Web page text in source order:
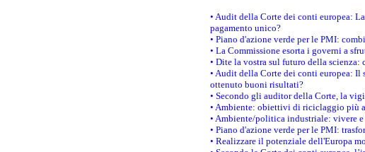
• Audit della Corte dei conti europea:
pagamento unico?
• Piano d'azione verde per le PMI:
• La Commissione esorta i governi a
• Dite la vostra sul futuro della
• Audit della Corte dei conti europea:
ottenuto buoni risultati?
• Secondo gli auditor della Corte, la
• Ambiente: obiettivi di riciclaggio più
• Ambiente/politica industriale: vivere
• Piano d'azione verde per le PMI:
• Realizzare il potenziale dell'Europa